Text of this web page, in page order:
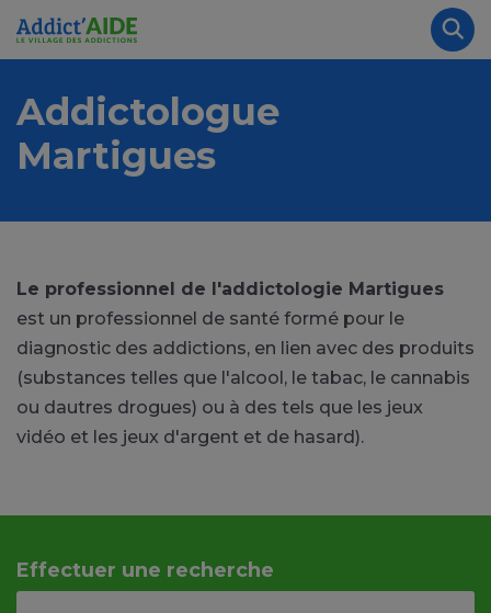
Aller au contenu principal
Addictologue
Martigues
Le professionnel de l'addictologie Martigues
est un professionnel de santé formé pour le
diagnostic des addictions, en lien avec des produits
(substances telles que l'alcool, le tabac, le cannabis
ou dautres drogues) ou à des tels que les jeux
vidéo et les jeux d'argent et de hasard).
Effectuer une recherche
Panneau de gestion des cookies